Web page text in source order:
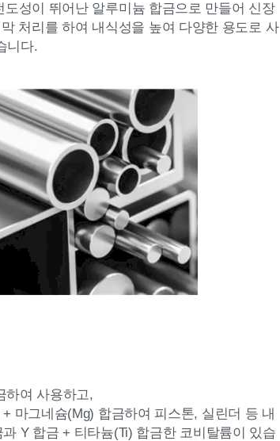
성이 뛰어난 알루미늄 합금으로 만들어 신장
처리를 하여 내식성을 높여 다양한 용도로 사
니다.
하여 사용하고,
마그네슘(Mg) 합금하여 피스톤, 실린더 등 내
Y 합금 + 티타늄(Ti) 합금한 코비탈륨이 있습